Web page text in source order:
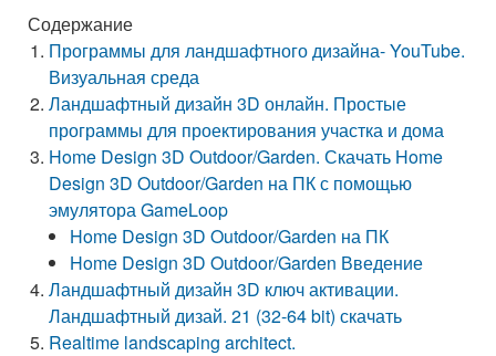
Содержание
Программы для ландшафтного дизайна- YouTube.
Визуальная среда
Ландшафтный дизайн 3D онлайн. Простые
программы для проектирования участка и дома
Home Design 3D Outdoor/Garden. Скачать Home
Design 3D Outdoor/Garden на ПК с помощью
эмулятора GameLoop
Home Design 3D Outdoor/Garden на ПК
Home Design 3D Outdoor/Garden Введение
Ландшафтный дизайн 3D ключ активации.
Ландшафтный дизай. 21 (32-64 bit) скачать
Realtime landscaping architect.